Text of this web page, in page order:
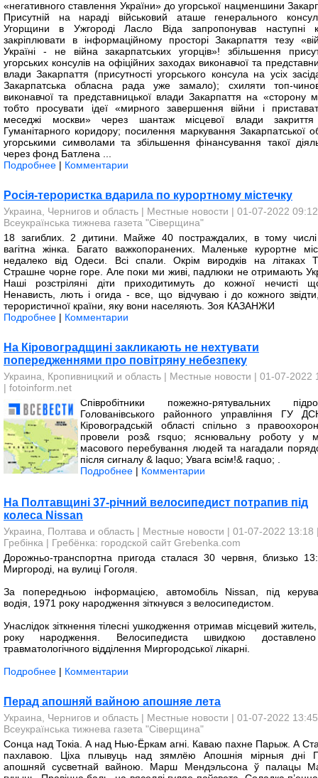
«негативного ставлення України» до угорської нацменшини
Присутній на нараді військовий аташе генерального
Угорщини в Ужгороді Ласло Віда запропонував наступні
закріплювати в інформаційному просторі Закарпаття тезу
Україні - не війна закарпатських угорців»! збільшення
угорських консулів на офіційних заходах виконавчої та
влади Закарпаття (присутності угорського консула на усіх
Закарпатська обласна рада уже замало); схиляти топ-
виконавчої та представницької влади Закарпаття на «сторону
тобто просувати ідеї «мирного завершення війни і
меседжі москви» через шантаж місцевої влади закриття
Гуманітарного коридору; посилення маркування Закарпатської
угорськими символами та збільшення фінансування такої
через фонд Батлена ...
Подробнее | Комментарии
Росія-терористка вдарила по курортному містечку
Украина, Чернигов и область | Местные новости | 01-07-2022
Всеукраїнська тижнева газета "Сіверщина"
18 загиблих. 2 дитини. Майже 40 постраждалих, в тому числі
вагітна жінка. Багато важкопоранених. Маленьке курортне
недалеко від Одеси. Всі спали. Окрім виродків на літаках
Страшне чорне горе. Але поки ми живі, падлюки не отримають
Наші розстріляні діти приходитимуть до кожної нечисті
Ненависть, лють і огида - все, що відчуваю і до кожного
терористичної країни, яку вони населяють. Зоя КАЗАНЖИ
Подробнее | Комментарии
На Кіровоградщині закликають не нехтувати
попередженнями про повітряну небезпеку
Украина, Кропивницкий и область | Местные новости | 01-07-2022
| fotoinform.net
Співробітники пожежно-рятувальних
Голованівського районного управління ГУ
Кіровоградській області спільно з
провели роз& rsquo; яснювальну роботу у
масового перебування людей та нагадали
після сигналу & laquo; Увага всім!& raquo; .
Подробнее | Комментарии
На Полтавщині 37-річний велосипедист потрапив під
колеса Nissan
Украина, Полтава и область | Местные новости | 01-07-2022 13:18
Гребінка | Гребёнка: городской сайт Grebenka.com
Дорожньо-транспортна пригода сталася 30 червня, близько
Миргороді, на вулиці Гоголя.
За попередньою інформацією, автомобіль Nissan, під
водія, 1971 року народження зіткнувся з велосипедистом.
Унаслідок зіткнення тілесні ушкодження отримав місцевий
року народження. Велосипедиста швидкою
травматологічного відділення Миргородської лікарні.
Подробнее | Комментарии
Перад апошняй вайною апошняе лета
Украина, Чернигов и область | Местные новости | 01-07-2022
Всеукраїнська тижнева газета "Сіверщина"
Сонца над Токіа. А над Нью-Ёркам агні. Каваю пахне Парыж. А
пахлавою. Ціха плывуць над зямлёю Апошнія мірныя дні
апошняй сусветнай вайною. Марш Мендэльсона ў палацы